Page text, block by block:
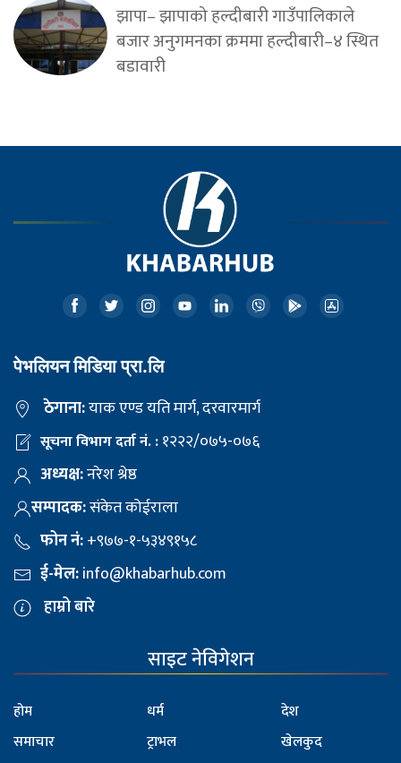
झापा– झापाको हल्दीबारी गाउँपालिकाले
बजार अनुगमनका क्रममा हल्दीबारी–४ स्थित
बडावारी
पेभलियन मिडिया प्रा.लि
ठेगाना:याक एण्ड यति मार्ग, दरवारमार्ग
सूचना विभाग दर्ता नं. :१२२२/०७५-०७६
अध्यक्ष:नरेश श्रेष्ठ
सम्पादक:संकेत कोईराला
फोन नं:+९७७-१-५३४९१५८
ई-मेल:info@khabarhub.com
हाम्रो बारे
साइट नेविगेशन
होम
समाचार
धर्म
ट्राभल
देश
खेलकुद